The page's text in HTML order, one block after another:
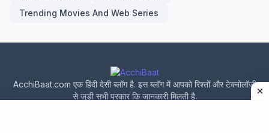
Trending Movies And Web Series
AcchiBaat.com एक हिंदी देसी ब्लॉग है. इस ब्लॉग में आपको रिश्तों और टेक्नोलॉजी
से जुड़ी सभी प्रकार कि जानकारी मिलती है.